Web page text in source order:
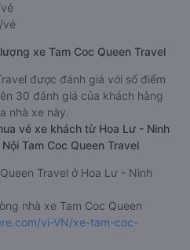
vé
xe Tam Coc Queen Travel
được đánh giá với số điểm
30 đánh giá của khách hàng
nhà xe này.
vé xe khách từ Hoa Lư - Ninh
Tam Coc Queen Travel
Travel ở Hoa Lư - Ninh
nhà xe Tam Coc Queen
vi-VN/xe-tam-coc-